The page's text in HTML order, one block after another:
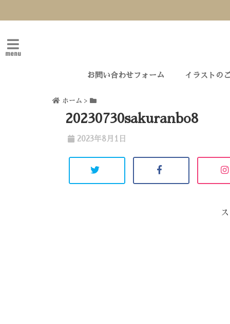
menu
お問い合わせフォーム イラストの
ホーム >
20230730sakuranbo8
2023年8月1日